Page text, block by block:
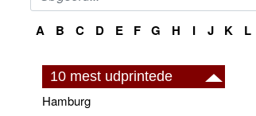
A B C D E F G H I J K L
10 mest udprintede
Hamburg